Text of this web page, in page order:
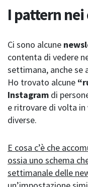
I pattern
Ci sono alcune
contenta di vedere
settimana, anche se
Ho trovato alcune
Instagram di
e ritrovare di volta in
diverse.
E cosa c’è che
ossia uno schema
settimanale delle